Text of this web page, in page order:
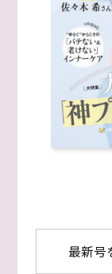
最新号